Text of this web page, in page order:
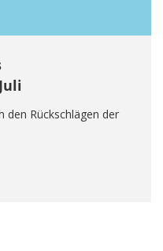
den Rückschlägen der